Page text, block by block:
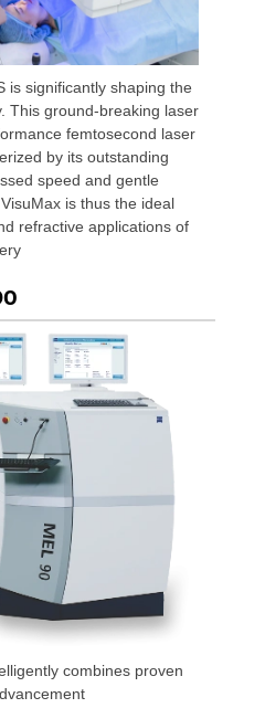
is significantly shaping the
This ground-breaking laser
femtosecond laser
by its outstanding
speed and gentle
is thus the ideal
refractive applications of
combines proven